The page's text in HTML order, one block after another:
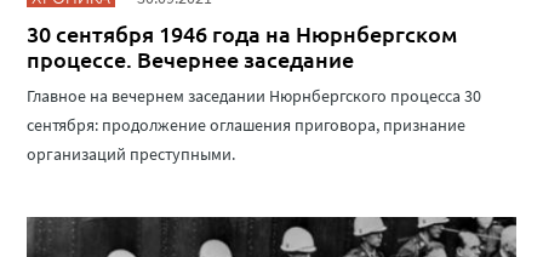
30 сентября 1946 года на Нюрнбергском
процессе. Вечернее заседание
Главное на вечернем заседании Нюрнбергского процесса 30
сентября: продолжение оглашения приговора, признание
организаций преступными.